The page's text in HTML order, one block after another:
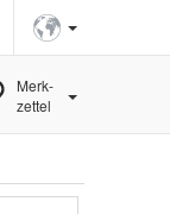
Merk-
zettel